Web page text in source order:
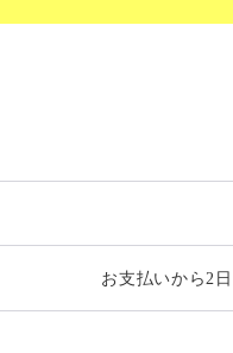
お支払いから2
（土日を除く）となります。